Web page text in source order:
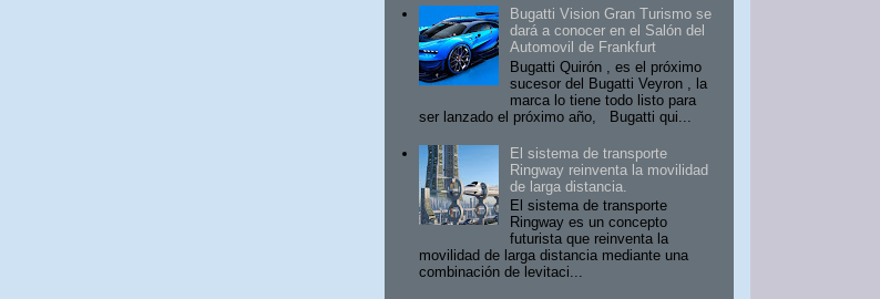
Bugatti Vision Gran Turismo se
dará a conocer en el Salón del
Automovil de Frankfurt
Bugatti Quirón , es el próximo
sucesor del Bugatti Veyron , la
marca lo tiene todo listo para
ser lanzado el próximo año, Bugatti qui...
El sistema de transporte
Ringway reinventa la movilidad
de larga distancia.
El sistema de transporte
Ringway es un concepto
futurista que reinventa la
movilidad de larga distancia mediante una
combinación de levitaci...